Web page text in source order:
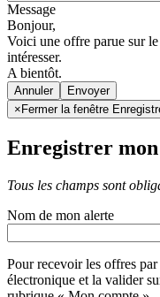
Message
Bonjour,
Voici une offre parue sur
intéresser.
A bientôt.
Annuler
× Fermer la fenêtre
Enregistrer
Tous les champs sont
Nom de mon alerte
Pour recevoir les offres
électronique et la valider